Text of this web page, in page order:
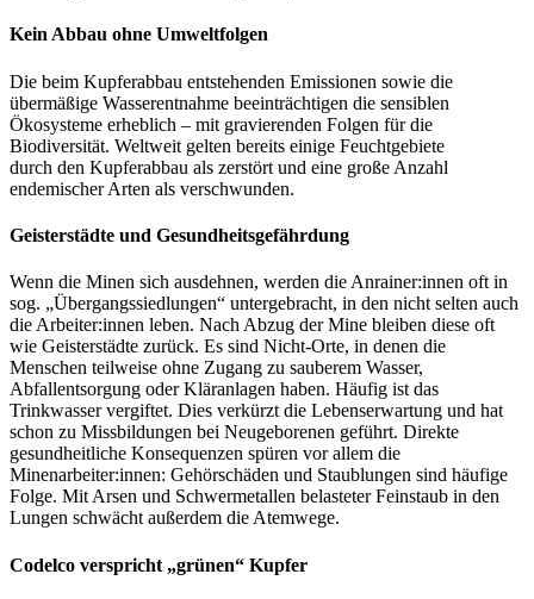
Kein Abbau ohne Umweltfolgen
Die beim Kupferabbau entstehenden Emissionen sowie die
übermäßige Wasserentnahme beeinträchtigen die sensiblen
Ökosysteme erheblich – mit gravierenden Folgen für die
Biodiversität. Weltweit gelten bereits einige Feuchtgebiete
durch den Kupferabbau als zerstört und eine große Anzahl
endemischer Arten als verschwunden.
Geisterstädte und Gesundheitsgefährdung
Wenn die Minen sich ausdehnen, werden die Anrainer:innen oft in
sog. „Übergangssiedlungen“ untergebracht, in den nicht selten auch
die Arbeiter:innen leben. Nach Abzug der Mine bleiben diese oft
wie Geisterstädte zurück. Es sind Nicht-Orte, in denen die
Menschen teilweise ohne Zugang zu sauberem Wasser,
Abfallentsorgung oder Kläranlagen haben. Häufig ist das
Trinkwasser vergiftet. Dies verkürzt die Lebenserwartung und hat
schon zu Missbildungen bei Neugeborenen geführt. Direkte
gesundheitliche Konsequenzen spüren vor allem die
Minenarbeiter:innen: Gehörschäden und Staublungen sind häufige
Folge. Mit Arsen und Schwermetallen belasteter Feinstaub in den
Lungen schwächt außerdem die Atemwege.
Codelco verspricht „grünen“ Kupfer